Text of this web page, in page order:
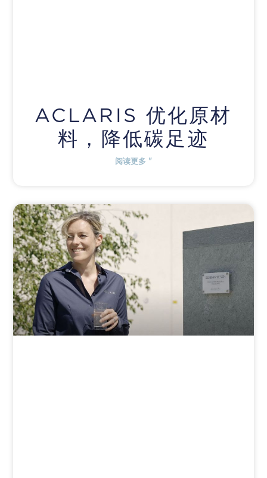
ACLARIS 优化原材
料，降低碳足迹
阅读更多 "